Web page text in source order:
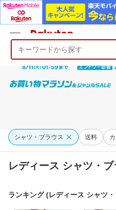
ようこそ 楽天市場へ ログイン
シャツ・ブラウス 送料
レディース シャツ・ブ
ランキング (レディース シャツ